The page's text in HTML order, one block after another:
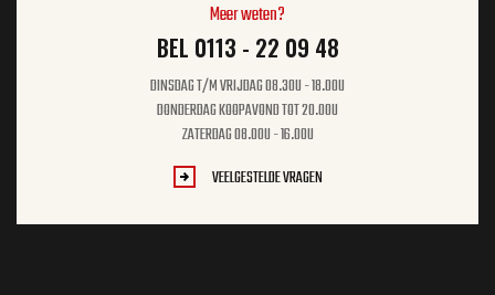
Meer weten?
BEL 0113 - 22 09 48
DINSDAG T/M VRIJDAG 08.30U - 18.00U
DONDERDAG KOOPAVOND TOT 20.00U
ZATERDAG 08.00U - 16.00U
VEELGESTELDE VRAGEN